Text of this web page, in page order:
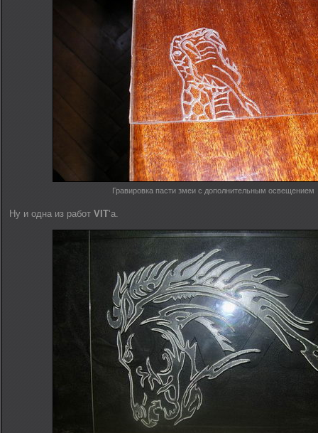
Гравировка пасти змеи с дополнительным освещением
Ну и одна из работ VIT‘а.